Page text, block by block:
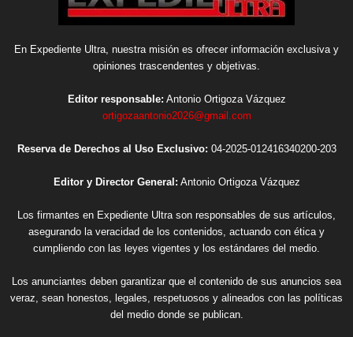
En Expediente Ultra, nuestra misión es ofrecer información exclusiva y
opiniones trascendentes y objetivas.
Editor responsable: Antonio Ortigoza Vázquez
ortigozaantonio2026@gmail.com
Reserva de Derechos al Uso Exclusivo: 04-2025-012416340200-203
Editor y Director General: Antonio Ortigoza Vázquez
Los firmantes en Expediente Ultra son responsables de sus artículos,
asegurando la veracidad de los contenidos, actuando con ética y
cumpliendo con las leyes vigentes y los estándares del medio.
Los anunciantes deben garantizar que el contenido de sus anuncios sea
veraz, sean honestos, legales, respetuosos y alineados con las políticas
del medio donde se publican.